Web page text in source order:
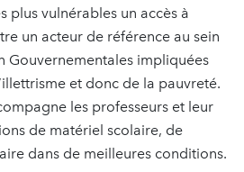
plus vulnérables un accès à
un acteur de référence au sein
Gouvernementales impliquées
et donc de la pauvreté.
les professeurs et leur
de matériel scolaire, de
dans de meilleures conditions.